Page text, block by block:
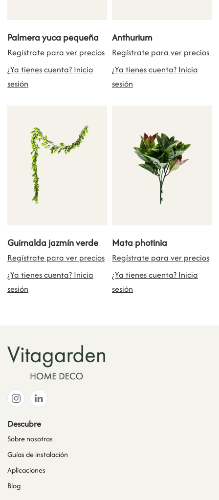
Palmera yuca pequeña
Regístrate para ver precios
¿Ya tienes cuenta? Inicia
sesión
Anthurium
Regístrate para ver precios
¿Ya tienes cuenta? Inicia
sesión
Guirnalda jazmín verde
Regístrate para ver precios
¿Ya tienes cuenta? Inicia
sesión
Mata photinia
Regístrate para ver precios
¿Ya tienes cuenta? Inicia
sesión
Descubre
Sobre nosotros
Guías de instalación
Aplicaciones
Blog